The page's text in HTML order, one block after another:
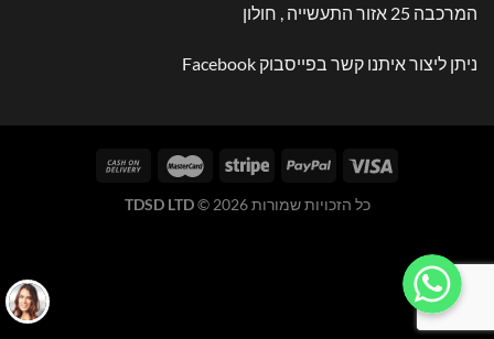
המרכבה 25 אזור התעשייה , חולון
ניתן ליצור איתנו קשר בפייסבוק Facebook
כל הזכויות שמורות 2026 © TDSD LTD
WhatsApp